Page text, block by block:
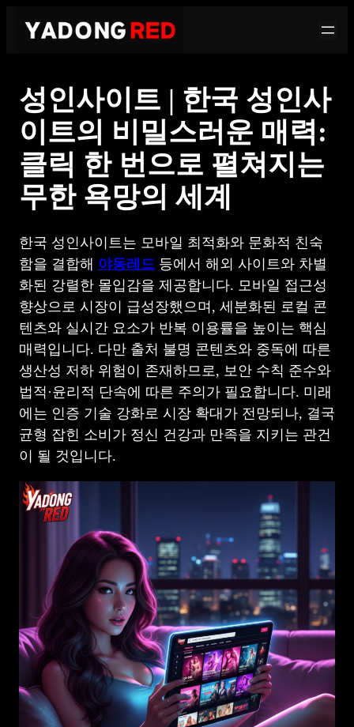
성인사이트 | 한국 성인사
이트의 비밀스러운 매력:
클릭 한 번으로 펼쳐지는
무한 욕망의 세계
한국 성인사이트는 모바일 최적화와 문화적 친숙
함을 결합해 야동레드 등에서 해외 사이트와 차별
화된 강렬한 몰입감을 제공합니다. 모바일 접근성
향상으로 시장이 급성장했으며, 세분화된 로컬 콘
텐츠와 실시간 요소가 반복 이용률을 높이는 핵심
매력입니다. 다만 출처 불명 콘텐츠와 중독에 따른
생산성 저하 위험이 존재하므로, 보안 수칙 준수와
법적·윤리적 단속에 따른 주의가 필요합니다. 미래
에는 인증 기술 강화로 시장 확대가 전망되나, 결국
균형 잡힌 소비가 정신 건강과 만족을 지키는 관건
이 될 것입니다.